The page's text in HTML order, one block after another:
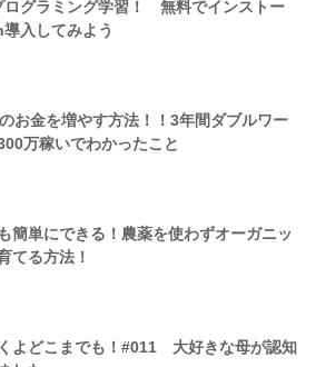
グラミング学習！ 無料でインストー
入してみよう
お金を増やす方法！！3年間ダブルワー
万稼いでわかったこと
簡単にできる！農薬を使わずオーガニッ
てる方法！
よどこまでも！#011 大好きな母が認知